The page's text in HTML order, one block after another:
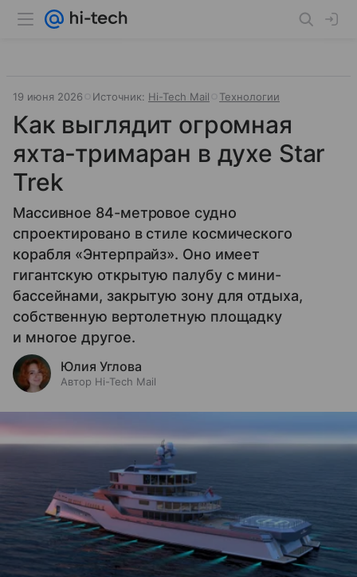
19 июня 2026 Источник: Hi-Tech Mail Технологии
Как выглядит огромная
яхта-тримаран в духе Star
Trek
Массивное 84-метровое судно
спроектировано в стиле космического
корабля «Энтерпрайз». Оно имеет
гигантскую открытую палубу с мини-
бассейнами, закрытую зону для отдыха,
собственную вертолетную площадку
и многое другое.
Юлия Углова
Автор Hi-Tech Mail